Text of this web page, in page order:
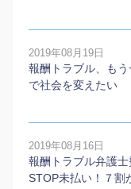
2019年08月19日
報酬トラブル、も
で社会を変えたい
2019年08月16日
報酬トラブル弁護
STOP未払い！７割